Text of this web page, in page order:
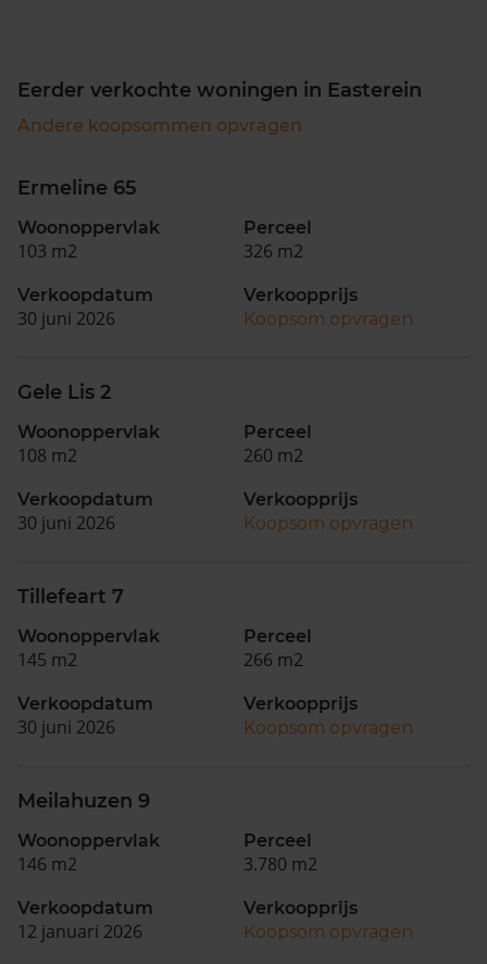
Eerder verkochte woningen in Easterein
Andere koopsommen opvragen
Ermeline 65
Woonoppervlak
103 m2
Perceel
326 m2
Verkoopdatum
30 juni 2026
Verkoopprijs
Koopsom opvragen
Gele Lis 2
Woonoppervlak
108 m2
Perceel
260 m2
Verkoopdatum
30 juni 2026
Verkoopprijs
Koopsom opvragen
Tillefeart 7
Woonoppervlak
145 m2
Perceel
266 m2
Verkoopdatum
30 juni 2026
Verkoopprijs
Koopsom opvragen
Meilahuzen 9
Woonoppervlak
146 m2
Perceel
3.780 m2
Verkoopdatum
12 januari 2026
Verkoopprijs
Koopsom opvragen